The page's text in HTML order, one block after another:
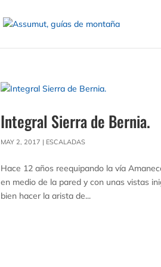
Integral Sierra de Bernia.
MAY 2, 2017 | ESCALADAS
Hace 12 años reequipando la vía
en medio de la pared y con unas vistas
bien hacer la arista de...